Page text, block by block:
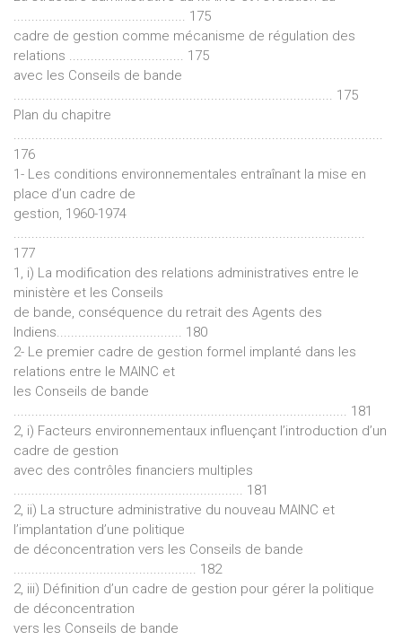
................................................ 175
cadre de gestion comme mécanisme de régulation des
relations ................................ 175
avec les Conseils de bande
......................................................................................... 175
Plan du chapitre
.......................................................................................................
176
1- Les conditions environnementales entraînant la mise en
place d’un cadre de
gestion, 1960-1974
..................................................................................................
177
1, i) La modification des relations administratives entre le
ministère et les Conseils
de bande, conséquence du retrait des Agents des
Indiens................................... 180
2- Le premier cadre de gestion formel implanté dans les
relations entre le MAINC et
les Conseils de bande
............................................................................................. 181
2, i) Facteurs environnementaux influençant l’introduction d’un
cadre de gestion
avec des contrôles financiers multiples
................................................................ 181
2, ii) La structure administrative du nouveau MAINC et
l’implantation d’une politique
de déconcentration vers les Conseils de bande
................................................... 182
2, iii) Définition d’un cadre de gestion pour gérer la politique
de déconcentration
vers les Conseils de bande